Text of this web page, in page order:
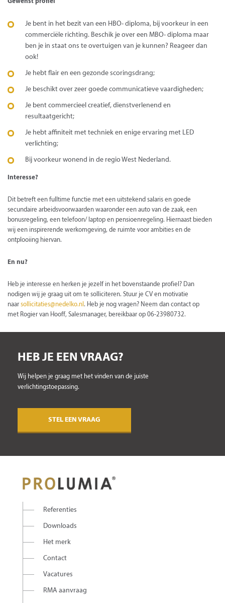
Gewenst profiel
Je bent in het bezit van een HBO- diploma, bij voorkeur in een
commerciële richting. Beschik je over een MBO- diploma maar
ben je in staat ons te overtuigen van je kunnen? Reageer dan
ook!
Je hebt flair en een gezonde scoringsdrang;
Je beschikt over zeer goede communicatieve vaardigheden;
Je bent commercieel creatief, dienstverlenend en
resultaatgericht;
Je hebt affiniteit met techniek en enige ervaring met LED
verlichting;
Bij voorkeur wonend in de regio West Nederland.
Interesse?
Dit betreft een fulltime functie met een uitstekend salaris en goede
secundaire arbeidsvoorwaarden waaronder een auto van de zaak, een
bonusregeling, een telefoon/ laptop en pensioenregeling. Hiernaast bieden
wij een inspirerende werkomgeving, de ruimte voor ambities en de
ontplooiing hiervan.
En nu?
Heb je interesse en herken je jezelf in het bovenstaande profiel? Dan
nodigen wij je graag uit om te solliciteren. Stuur je CV en motivatie
naar sollicitaties@nedelko.nl . Heb je nog vragen? Neem dan contact op
met Rogier van Hooff, Salesmanager, bereikbaar op 06-23980732.
HEB JE EEN VRAAG?
Wij helpen je graag met het vinden van de juiste
verlichtingstoepassing.
STEL EEN VRAAG
Referenties
Downloads
Het merk
Contact
Vacatures
RMA aanvraag